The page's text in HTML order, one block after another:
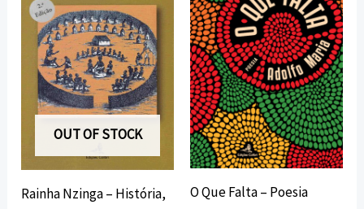
OUT OF STOCK
Rainha Nzinga – História,
15,00 €.13,50 €.
O Que Falta – Poesia
12,00 €.10,80 €.